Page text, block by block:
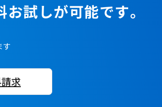
2020年1月
2019年2月
2018年3月
2017年4月
試しが可能です。
す
求